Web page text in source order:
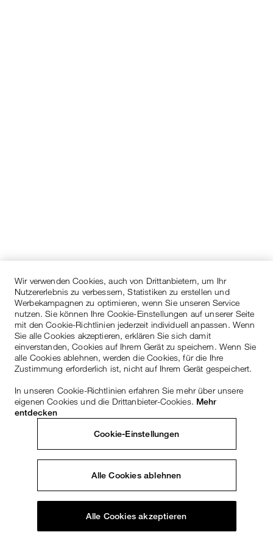
Wir verwenden Cookies, auch von Drittanbietern, um Ihr
Nutzererlebnis zu verbessern, Statistiken zu erstellen und
Werbekampagnen zu optimieren, wenn Sie unseren Service
nutzen. Sie können Ihre Cookie-Einstellungen auf unserer Seite
mit den Cookie-Richtlinien jederzeit individuell anpassen. Wenn
Sie alle Cookies akzeptieren, erklären Sie sich damit
einverstanden, Cookies auf Ihrem Gerät zu speichern. Wenn Sie
alle Cookies ablehnen, werden die Cookies, für die Ihre
Zustimmung erforderlich ist, nicht auf Ihrem Gerät gespeichert.
In unseren Cookie-Richtlinien erfahren Sie mehr über unsere
eigenen Cookies und die Drittanbieter-Cookies. Mehr
entdecken
Cookie-Einstellungen
Alle Cookies ablehnen
Alle Cookies akzeptieren